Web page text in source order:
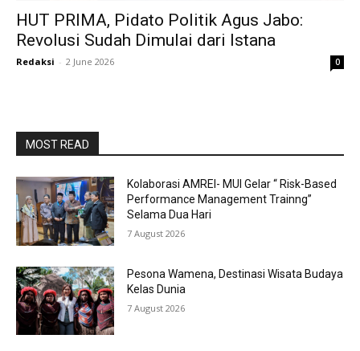
HUT PRIMA, Pidato Politik Agus Jabo:
Revolusi Sudah Dimulai dari Istana
Redaksi - 2 June 2026 0
MOST READ
Kolaborasi AMREI- MUI Gelar “ Risk-Based
Performance Management Trainng”
Selama Dua Hari
7 August 2026
Pesona Wamena, Destinasi Wisata Budaya
Kelas Dunia
7 August 2026